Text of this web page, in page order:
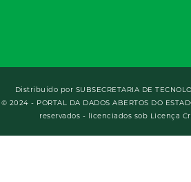
Distribuído por SUBSECRETARIA DE
© 2024 - PORTAL DA DADOS ABERTOS DO
reservados - licenciados sob Licença